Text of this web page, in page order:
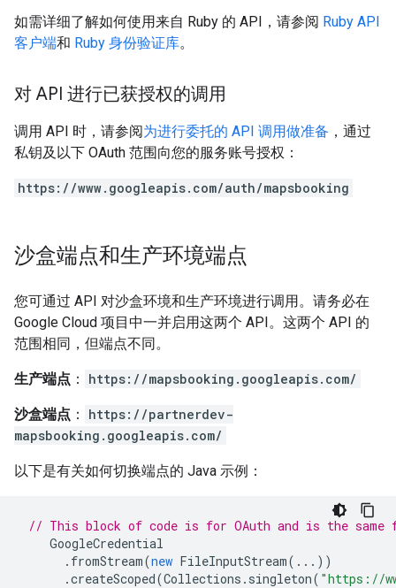
如需详细了解如何使用来自 Ruby 的 API，请参阅 Ruby API
客户端和 Ruby 身份验证库。
对 API 进行已获授权的调用
调用 API 时，请参阅为进行委托的 API 调用做准备 ，通过
私钥及以下 OAuth 范围向您的服务账号授权：
https://www.googleapis.com/auth/mapsbooking
沙盒端点和生产环境端点
您可通过 API 对沙盒环境和生产环境进行调用。请务必在
Google Cloud 项目中一并启用这两个 API。这两个 API 的
范围相同，但端点不同。
生产端点 ： https://mapsbooking.googleapis.com/
沙盒端点 ：
https://partnerdev-
mapsbooking.googleapis.com/
以下是有关如何切换端点的 Java 示例：
// This block of code is for OAuth and is the same
GoogleCredential
. fromStream(new FileInputStream(...))
.createScoped(Collections . singleton( "https://